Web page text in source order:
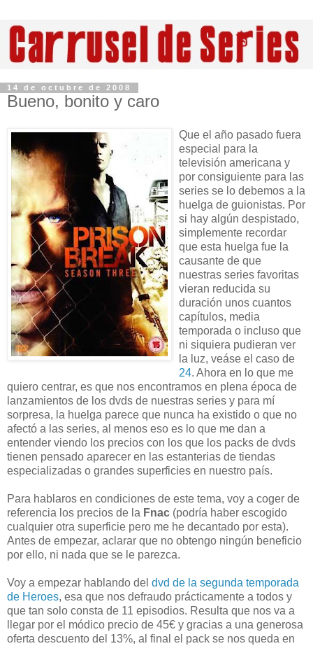
14 de octubre de 2008
Bueno, bonito y caro
Que el año pasado fuera
especial para la
televisión americana y
por consiguiente para las
series se lo debemos a la
huelga de guionistas. Por
si hay algún despistado,
simplemente recordar
que esta huelga fue la
causante de que
nuestras series favoritas
vieran reducida su
duración unos cuantos
capítulos, media
temporada o incluso que
ni siquiera pudieran ver
la luz, veáse el caso de
24. Ahora en lo que me
quiero centrar, es que nos encontramos en plena época de
lanzamientos de los dvds de nuestras series y para mí
sorpresa, la huelga parece que nunca ha existido o que no
afectó a las series, al menos eso es lo que me dan a
entender viendo los precios con los que los packs de dvds
tienen pensado aparecer en las estanterias de tiendas
especializadas o grandes superficies en nuestro país.
Para hablaros en condiciones de este tema, voy a coger de
referencia los precios de la Fnac (podría haber escogido
cualquier otra superficie pero me he decantado por esta).
Antes de empezar, aclarar que no obtengo ningún beneficio
por ello, ni nada que se le parezca.
Voy a empezar hablando del dvd de la segunda temporada
de Heroes, esa que nos defraudo prácticamente a todos y
que tan solo consta de 11 episodios. Resulta que nos va a
llegar por el módico precio de 45€ y gracias a una generosa
oferta descuento del 13%, al final el pack se nos queda en